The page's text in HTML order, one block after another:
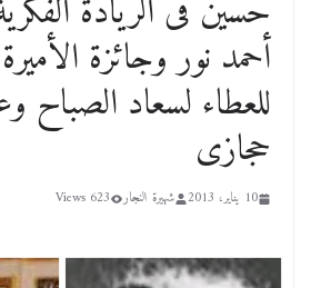
حسين فى الريادة
أحمد نور وجائزة
للعطاء لسعاد الصباح
حجازى
10 يناير، 2013 شهيرة النجار 623 Views